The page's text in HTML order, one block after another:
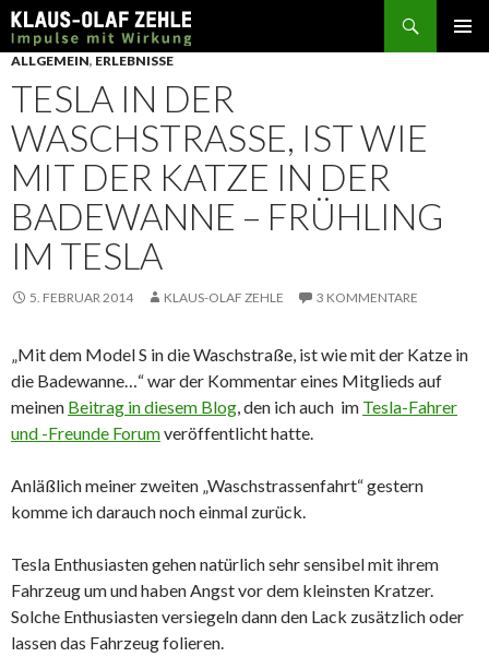
Suchen
SPRINGE
ZUM
INHALT
ALLGEMEIN, ERLEBNISSE
TESLA IN DER
WASCHSTRASSE, IST WIE
MIT DER KATZE IN DER
BADEWANNE – FRÜHLING
IM TESLA
5. FEBRUAR 2014 KLAUS-OLAF ZEHLE 3 KOMMENTARE
„Mit dem Model S in die Waschstraße, ist wie mit der Katze in
die Badewanne…“ war der Kommentar eines Mitglieds auf
meinen Beitrag in diesem Blog, den ich auch im Tesla-Fahrer
und -Freunde Forumveröffentlicht hatte.
Anläßlich meiner zweiten „Waschstrassenfahrt“ gestern
komme ich darauch noch einmal zurück.
Tesla Enthusiasten gehen natürlich sehr sensibel mit ihrem
Fahrzeug um und haben Angst vor dem kleinsten Kratzer.
Solche Enthusiasten versiegeln dann den Lack zusätzlich oder
lassen das Fahrzeug folieren.